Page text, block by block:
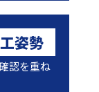
姿勢
認を重ね